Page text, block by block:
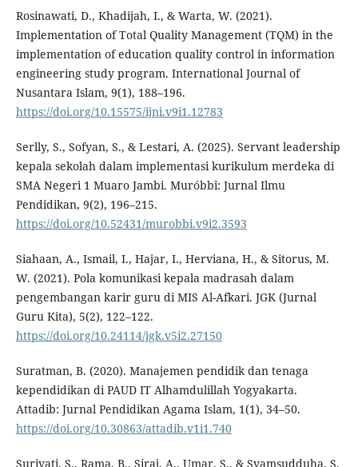
Rosinawati, D., Khadijah, I., & Warta, W. (2021).
Implementation of Total Quality Management (TQM) in the
implementation of education quality control in information
engineering study program. International Journal of
Nusantara Islam, 9(1), 188–196.
https://doi.org/10.15575/ijni.v9i1.12783
Serlly, S., Sofyan, S., & Lestari, A. (2025). Servant leadership
kepala sekolah dalam implementasi kurikulum merdeka di
SMA Negeri 1 Muaro Jambi. Muróbbî: Jurnal Ilmu
Pendidikan, 9(2), 196–215.
https://doi.org/10.52431/murobbi.v9i2.3593
Siahaan, A., Ismail, I., Hajar, I., Herviana, H., & Sitorus, M.
W. (2021). Pola komunikasi kepala madrasah dalam
pengembangan karir guru di MIS Al-Afkari. JGK (Jurnal
Guru Kita), 5(2), 122–122.
https://doi.org/10.24114/jgk.v5i2.27150
Suratman, B. (2020). Manajemen pendidik dan tenaga
kependidikan di PAUD IT Alhamdulillah Yogyakarta.
Attadib: Jurnal Pendidikan Agama Islam, 1(1), 34–50.
https://doi.org/10.30863/attadib.v1i1.740
Suriyati, S., Rama, B., Siraj, A., Umar, S., & Syamsudduha, S.